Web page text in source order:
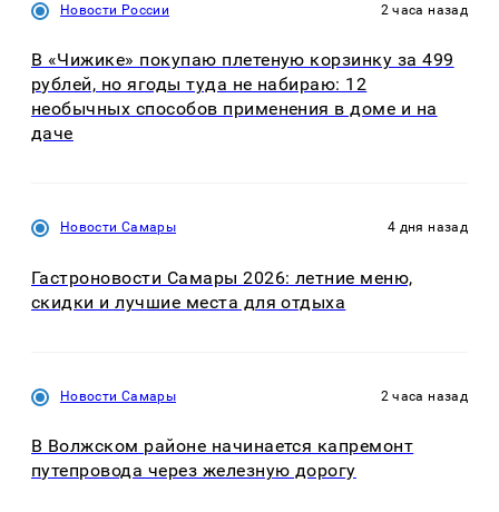
Новости России 2 часа назад
В «Чижике» покупаю плетеную корзинку за 499
рублей, но ягоды туда не набираю: 12
необычных способов применения в доме и на
даче
Новости Самары 4 дня назад
Гастроновости Самары 2026: летние меню,
скидки и лучшие места для отдыха
Новости Самары 2 часа назад
В Волжском районе начинается капремонт
путепровода через железную дорогу